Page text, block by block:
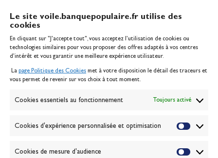
Le site voile.banquepopulaire.fr utilise des
cookies
En cliquant sur "J'accepte tout", vous acceptez l’utilisation de cookies ou
technologies similaires pour vous proposer des offres adaptés à vos centres
d’intérêt et vous garantir une meilleure expérience utilisateur.
La page Politique des Cookies met à votre disposition le détail des traceurs et
vous permet de revenir sur vos choix à tout moment.
Cookies essentiels au fonctionnement Toujours activé
Cookies d'expérience personnalisée et optimisation
Cookies de mesure d'audience
Inscription serveur média
Contact
Politique des cookies
Banque de la voile
Passion Voile TV